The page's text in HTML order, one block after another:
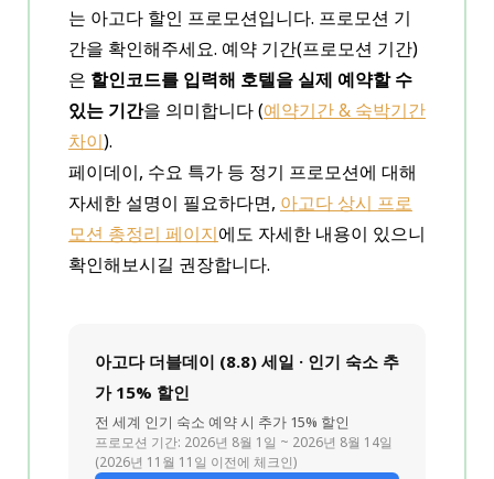
는 아고다 할인 프로모션입니다. 프로모션 기
간을 확인해주세요. 예약 기간(프로모션 기간)
은 할인코드를 입력해 호텔을 실제 예약할 수
있는 기간을 의미합니다 (예약기간 & 숙박기간
차이).
페이데이, 수요 특가 등 정기 프로모션에 대해
자세한 설명이 필요하다면, 아고다 상시 프로
모션 총정리 페이지에도 자세한 내용이 있으니
확인해보시길 권장합니다.
아고다 더블데이 (8.8) 세일 · 인기 숙소 추
가 15% 할인
전 세계 인기 숙소 예약 시 추가 15% 할인
프로모션 기간: 2026년 8월 1일 ~ 2026년 8월 14일
(2026년 11월 11일 이전에 체크인)